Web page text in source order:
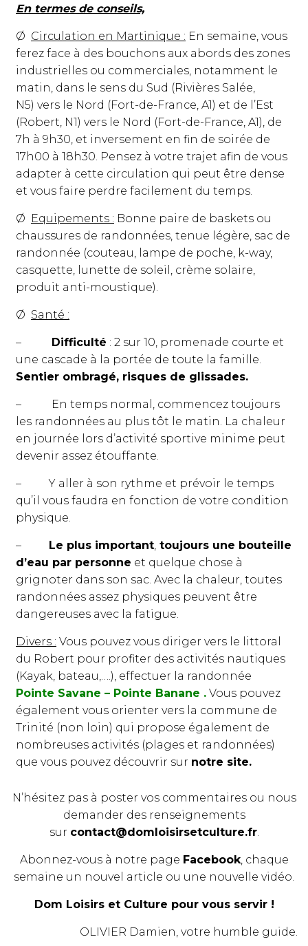
En termes de conseils,
Ø Circulation en Martinique : En semaine, vous
ferez face à des bouchons aux abords des zones
industrielles ou commerciales, notamment le
matin, dans le sens du Sud (Rivières Salée,
N5) vers le Nord (Fort-de-France, A1) et de l’Est
(Robert, N1) vers le Nord (Fort-de-France, A1), de
7h à 9h30, et inversement en fin de soirée de
17h00 à 18h30. Pensez à votre trajet afin de vous
adapter à cette circulation qui peut être dense
et vous faire perdre facilement du temps.
Ø Equipements : Bonne paire de baskets ou
chaussures de randonnées, tenue légère, sac de
randonnée (couteau, lampe de poche, k-way,
casquette, lunette de soleil, crème solaire,
produit anti-moustique).
Ø Santé :
– Difficulté : 2 sur 10, promenade courte et
une cascade à la portée de toute la famille.
Sentier ombragé, risques de glissades.
– En temps normal, commencez toujours
les randonnées au plus tôt le matin. La chaleur
en journée lors d’activité sportive minime peut
devenir assez étouffante.
– Y aller à son rythme et prévoir le temps
qu’il vous faudra en fonction de votre condition
physique.
– Le plus important toujours une bouteille
d’eau par personne et quelque chose à
grignoter dans son sac. Avec la chaleur, toutes
randonnées assez physiques peuvent être
dangereuses avec la fatigue.
Divers : Vous pouvez vous diriger vers le littoral
du Robert pour profiter des activités nautiques
(Kayak, bateau,….), effectuer la randonnée
Pointe Savane – Pointe Banane . Vous pouvez
également vous orienter vers la commune de
Trinité (non loin) qui propose également de
nombreuses activités (plages et randonnées)
que vous pouvez découvrir sur notre site.
N’hésitez pas à poster vos commentaires ou nous
demander des renseignements
sur contact@domloisirsetculture.fr.
Abonnez-vous à notre page Facebook, chaque
semaine un nouvel article ou une nouvelle vidéo.
Dom Loisirs et Culture pour vous servir !
OLIVIER Damien, votre humble guide.